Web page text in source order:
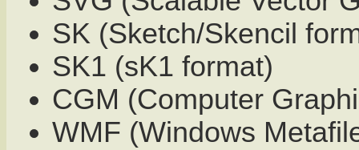
SK (Sketch/Skencil
SK1 (sK1 format)
CGM (Computer
WMF (Windows